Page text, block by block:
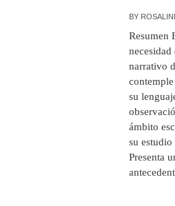
BY
Resumen
narrativo
su
ámbito
su
Presenta